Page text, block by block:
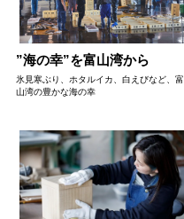
”海の幸”を富山湾から
氷見寒ぶり、ホタルイカ、白えびなど、富
山湾の豊かな海の幸